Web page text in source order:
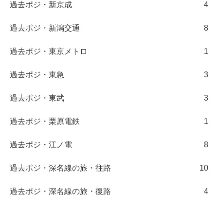
過去ポジ・新京成 4
過去ポジ・新潟交通 8
過去ポジ・東京メトロ 1
過去ポジ・東急 3
過去ポジ・東武 3
過去ポジ・栗原電鉄 1
過去ポジ・江ノ電 8
過去ポジ・深名線の旅・往路 10
過去ポジ・深名線の旅・復路 4